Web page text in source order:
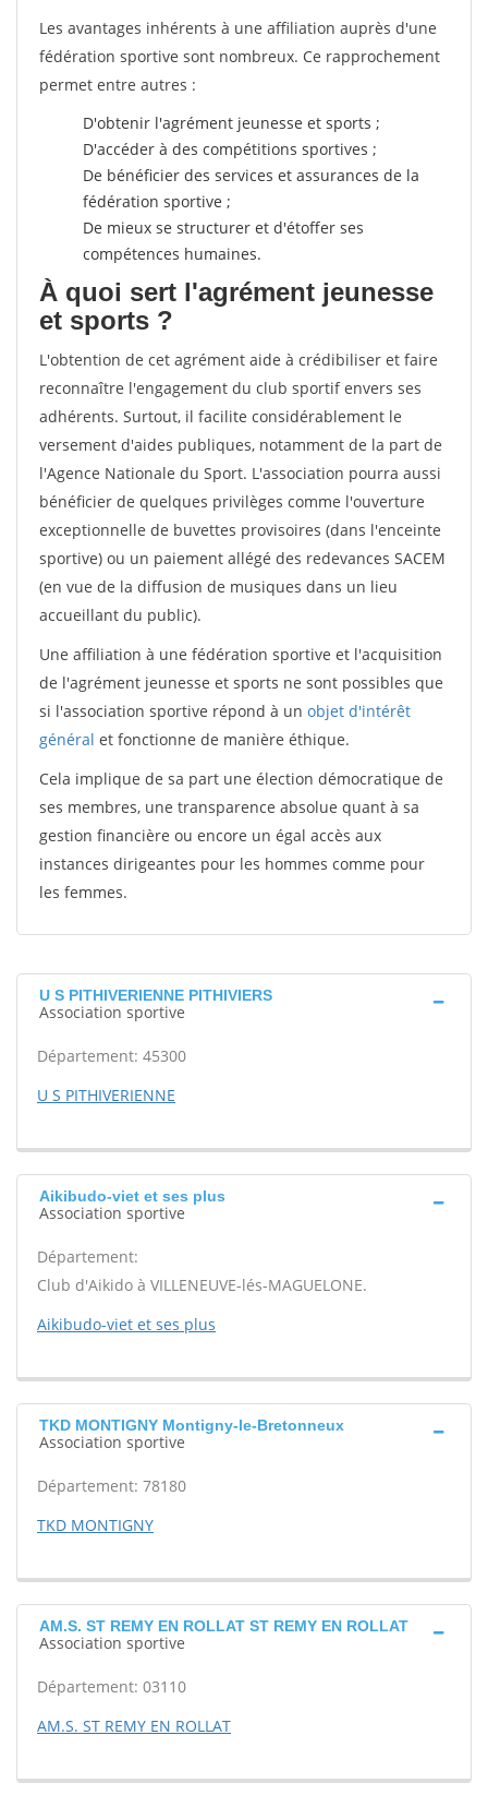
Les avantages inhérents à une affiliation auprès d'une
fédération sportive sont nombreux. Ce rapprochement
permet entre autres :
D'obtenir l'agrément jeunesse et sports ;
D'accéder à des compétitions sportives ;
De bénéficier des services et assurances de la
fédération sportive ;
De mieux se structurer et d'étoffer ses
compétences humaines.
À quoi sert l'agrément jeunesse
et sports ?
L'obtention de cet agrément aide à crédibiliser et faire
reconnaître l'engagement du club sportif envers ses
adhérents. Surtout, il facilite considérablement le
versement d'aides publiques, notamment de la part de
l'Agence Nationale du Sport. L'association pourra aussi
bénéficier de quelques privilèges comme l'ouverture
exceptionnelle de buvettes provisoires (dans l'enceinte
sportive) ou un paiement allégé des redevances SACEM
(en vue de la diffusion de musiques dans un lieu
accueillant du public).
Une affiliation à une fédération sportive et l'acquisition
de l'agrément jeunesse et sports ne sont possibles que
si l'association sportive répond à un objet d'intérêt
général et fonctionne de manière éthique.
Cela implique de sa part une élection démocratique de
ses membres, une transparence absolue quant à sa
gestion financière ou encore un égal accès aux
instances dirigeantes pour les hommes comme pour
les femmes.
U S PITHIVERIENNE PITHIVIERS
Association sportive
Département: 45300
U S PITHIVERIENNE
Aikibudo-viet et ses plus
Association sportive
Département:
Club d'Aikido à VILLENEUVE-lés-MAGUELONE.
Aikibudo-viet et ses plus
TKD MONTIGNY Montigny-le-Bretonneux
Association sportive
Département: 78180
TKD MONTIGNY
AM.S. ST REMY EN ROLLAT ST REMY EN ROLLAT
Association sportive
Département: 03110
AM.S. ST REMY EN ROLLAT